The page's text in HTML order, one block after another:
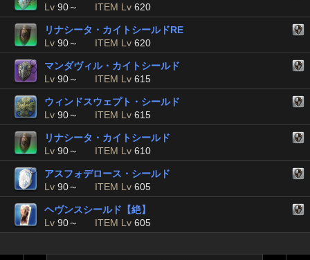
Lv 90～ ITEM Lv 620
リナシータ・カイトシールドRE
Lv 90～ ITEM Lv 620
マンダヴィル・カイトシールド
Lv 90～ ITEM Lv 615
ウィンドスウェプト・シールド
Lv 90～ ITEM Lv 615
リナシータ・カイトシールド
Lv 90～ ITEM Lv 610
アスフォデロース・シールド
Lv 90～ ITEM Lv 605
ヘヴンスシールド【絶】
Lv 90～ ITEM Lv 605